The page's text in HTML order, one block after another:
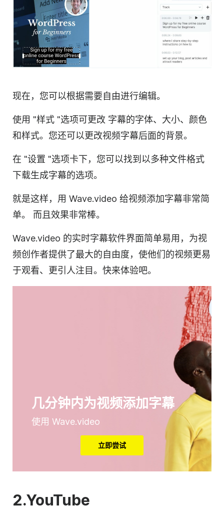
现在，您可以根据需要自由进行编辑。
使用 "样式 "选项可更改 字幕的字体、大小、颜色
和样式。您还可以更改视频字幕后面的背景。
在 "设置 "选项卡下，您可以找到以多种文件格式
下载生成字幕的选项。
就是这样，用 Wave.video 给视频添加字幕非常简
单。 而且效果非常棒。
Wave.video 的实时字幕软件界面简单易用，为视
频创作者提供了最大的自由度，使他们的视频更易
于观看、更引人注目。快来体验吧。
几分钟内为视频添加字幕
使用 Wave.video
立即尝试
2.YouTube